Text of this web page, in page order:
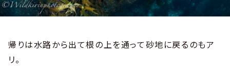
帰りは水路から出て根の上を通って砂地に戻るのもア
リ。